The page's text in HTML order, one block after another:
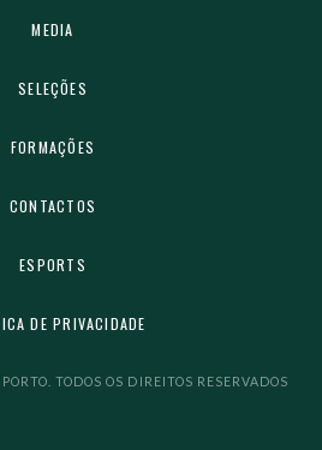
MEDIA
SELEÇÕES
FORMAÇÕES
CONTACTOS
ESPORTS
DE PRIVACIDADE
TODOS OS DIREITOS RESERVADOS